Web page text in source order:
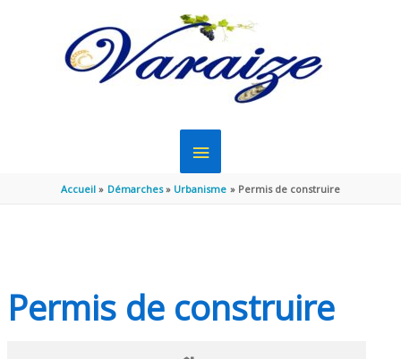
MENU
PRINCIPAL
Accueil Démarches Urbanisme Permis de construire
Permis de construire